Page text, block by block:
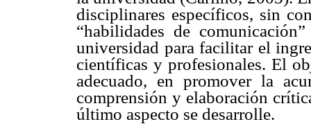
disciplinares específicos, sin
“habilidades de
universidad para facilitar el
científicas y profesionales. El
adecuado, en promover la
comprensión y elaboración
último aspecto se desarrolle.